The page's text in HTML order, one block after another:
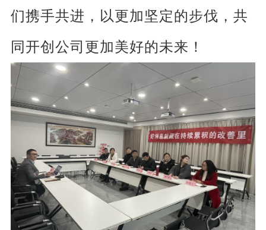
们携手共进，以更加坚定的步伐，共
同开创公司更加美好的未来！